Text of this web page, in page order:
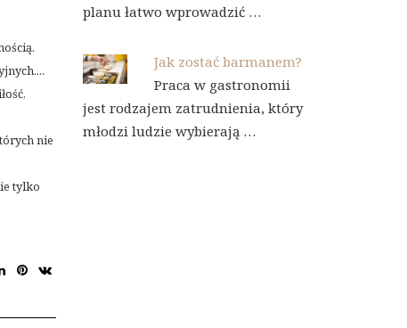
nie
tylko
planu łatwo wprowadzić …
Jak zostać barmanem?
Praca w gastronomii
jest rodzajem zatrudnienia, który
młodzi ludzie wybierają …